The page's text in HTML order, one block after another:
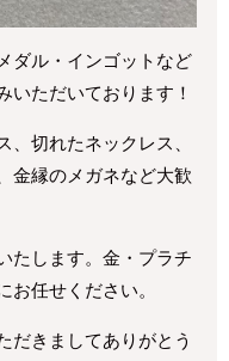
ダル・インゴットなど
いただいております！
、切れたネックレス、
金縁のメガネなど大歓
たします。金・プラチ
お任せください。
だきましてありがとう